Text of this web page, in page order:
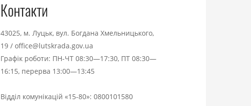
Контакти
43025, м. Луцьк, вул. Богдана Хмельницького,
19 / office@lutskrada.gov.ua
Графік роботи: ПН-ЧТ 08:30—17:30, ПТ 08:30—
16:15, перерва 13:00—13:45
Відділ комунікацій «15-80»: 0800101580